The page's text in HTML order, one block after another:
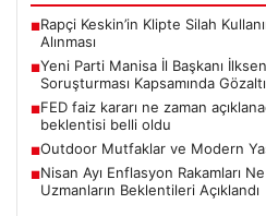
■Rapçi Keskin’in Klipte Silah
Alınması
■Yeni Parti Manisa İl Başkanı
Soruşturması Kapsamında
■FED faiz kararı ne zaman
beklentisi belli oldu
■Outdoor Mutfaklar ve Modern
■Nisan Ayı Enflasyon Rakamları
Uzmanların Beklentileri Açıklandı